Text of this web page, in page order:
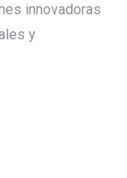
innovadoras
y